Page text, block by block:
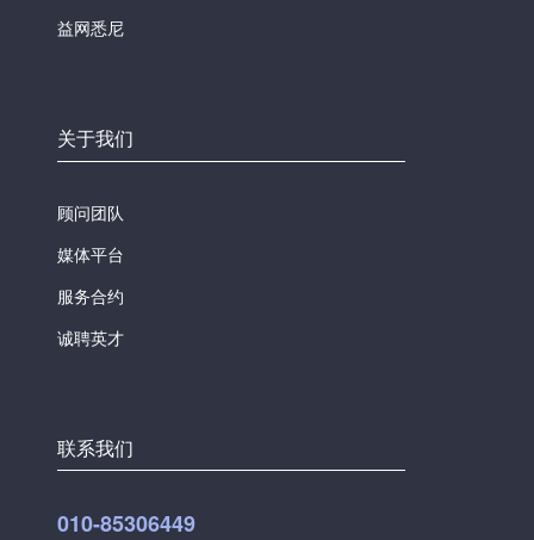
益网悉尼
关于我们
顾问团队
媒体平台
服务合约
诚聘英才
联系我们
010-85306449